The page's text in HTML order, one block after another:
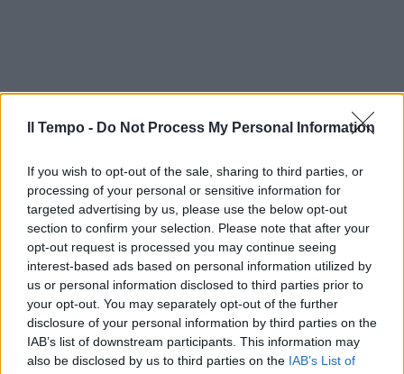
Il Tempo - Do Not Process My Personal Information
If you wish to opt-out of the sale, sharing to third parties, or
processing of your personal or sensitive information for
targeted advertising by us, please use the below opt-out
section to confirm your selection. Please note that after your
opt-out request is processed you may continue seeing
interest-based ads based on personal information utilized by
us or personal information disclosed to third parties prior to
your opt-out. You may separately opt-out of the further
disclosure of your personal information by third parties on the
IAB’s list of downstream participants. This information may
also be disclosed by us to third parties on the IAB’s List of